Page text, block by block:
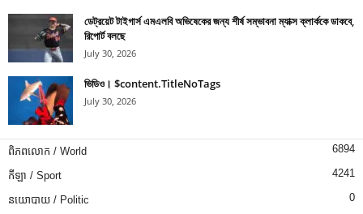
ডেট্রয়েট টাইগার্স এমএলবি অভিষেকের জন্য শীর্ষ সম্ভাবনা ম্যাক্স ক্লার্ককে ডাকবে,
রিপোর্ট বলছে
July 30, 2026
ভিডিও। $content.TitleNoTags
July 30, 2026
ពិភពលោក / World 6894
កីឡា / Sport 4241
នយោបាយ / Politic 0